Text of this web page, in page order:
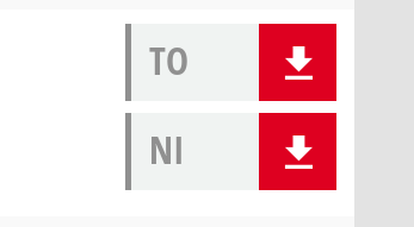
TO
NI